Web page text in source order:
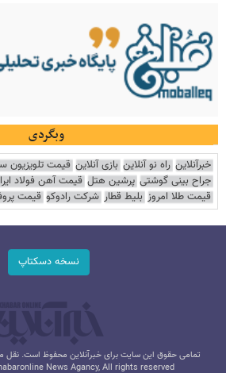
وبگردی
خبرآنلاین راه نو آنلاین بازی آنلاین قیمت تلویزیون
جراح بینی گوشتی پرشین هتل قیمت آهن فولاد
قیمت طلا امروز بلیط قطار شرکت رادوکو قیمت
نسخه دسکتاپ
تمامی حقوق این سایت برای خبرآنلاین محفوظ است. نقل
News Agancy, All rights reserved